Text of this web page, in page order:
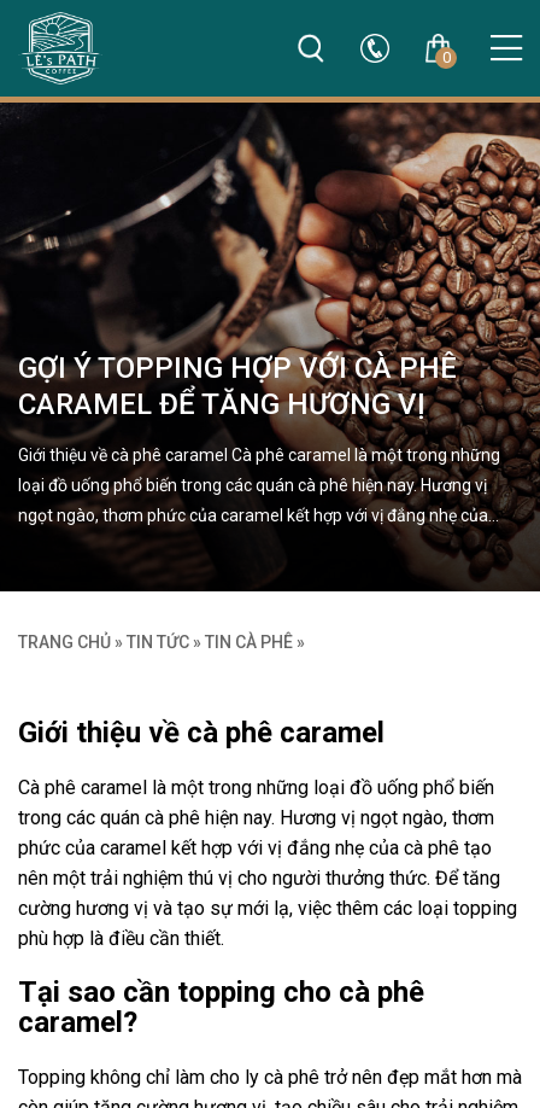
0
GỢI Ý TOPPING HỢP VỚI CÀ PHÊ
CARAMEL ĐỂ TĂNG HƯƠNG VỊ
Giới thiệu về cà phê caramel Cà phê caramel là một trong những
loại đồ uống phổ biến trong các quán cà phê hiện nay. Hương vị
ngọt ngào, thơm phức của caramel kết hợp với vị đắng nhẹ của…
TRANG CHỦ » TIN TỨC » TIN CÀ PHÊ »
Giới thiệu về cà phê caramel
Cà phê caramel là một trong những loại đồ uống phổ biến
trong các quán cà phê hiện nay. Hương vị ngọt ngào, thơm
phức của caramel kết hợp với vị đắng nhẹ của cà phê tạo
nên một trải nghiệm thú vị cho người thưởng thức. Để tăng
cường hương vị và tạo sự mới lạ, việc thêm các loại topping
phù hợp là điều cần thiết.
Tại sao cần topping cho cà phê
caramel?
Topping không chỉ làm cho ly cà phê trở nên đẹp mắt hơn mà